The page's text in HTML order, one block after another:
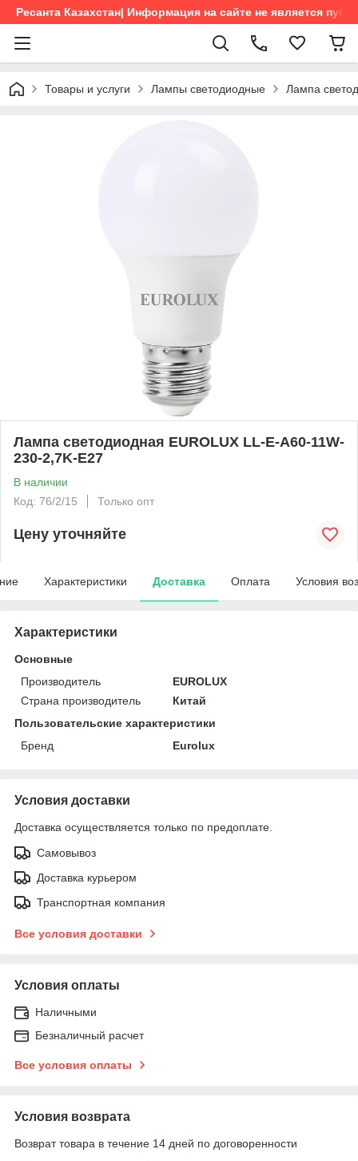
Ресанта Казахстан| Информация на сайте не является
Товары и услуги Лампы светодиодные Лампа
Лампа светодиодная EUROLUX LL-E-A60-11W-
230-2,7K-E27
В наличии
Код: 76/2/15
Только опт
Цену уточняйте
Характеристики Доставка Оплата Условия
Характеристики
Основные
Производитель
EUROLUX
Страна производитель
Китай
Пользовательские характеристики
Бренд
Eurolux
Условия доставки
Доставка осуществляется только по предоплате.
Самовывоз
Доставка курьером
Транспортная компания
Все условия доставки
Условия оплаты
Наличными
Безналичный расчет
Все условия оплаты
Условия возврата
Возврат товара в течение 14 дней по договоренности